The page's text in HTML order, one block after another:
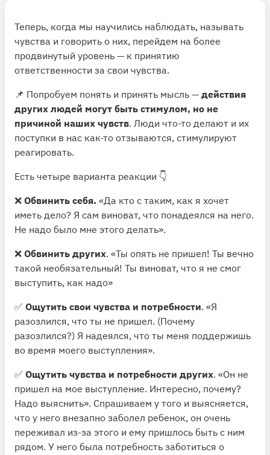
Теперь, когда мы научились наблюдать, называть
чувства и говорить о них, перейдем на более
продвинутый уровень — к принятию
ответственности за свои чувства.
📌 Попробуем понять и принять мысль — действия
других людей могут быть стимулом, но не
причиной наших чувств. Люди что-то делают и их
поступки в нас как-то отзываются, стимулируют
реагировать.
Есть четыре варианта реакции 👇
❌ Обвинить себя. «Да кто с таким, как я хочет
иметь дело? Я сам виноват, что понадеялся на него.
Не надо было мне этого делать».
❌ Обвинить других. «Ты опять не пришел! Ты вечно
такой необязательный! Ты виноват, что я не смог
выступить, как надо»
✅ Ощутить свои чувства и потребности. «Я
разозлился, что ты не пришел. (Почему
разозлился?) Я надеялся, что ты меня поддержишь
во время моего выступления».
✅ Ощутить чувства и потребности других. «Он не
пришел на мое выступление. Интересно, почему?
Надо выяснить». Спрашиваем у того и выясняется,
что у него внезапно заболел ребенок, он очень
переживал из-за этого и ему пришлось быть с ним
рядом. У него была потребность заботиться о